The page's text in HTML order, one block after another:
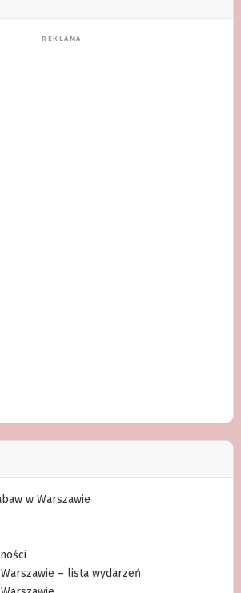
w Warszawie
– lista wydarzeń